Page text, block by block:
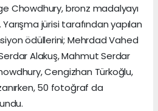
Chowdhury, bronz madalyayı
jürisi tarafından yapılan
ödüllerini; Mehrdad Vahed
Alakuş, Mahmut Serdar
Cengizhan Türkoğlu,
50 fotoğraf da